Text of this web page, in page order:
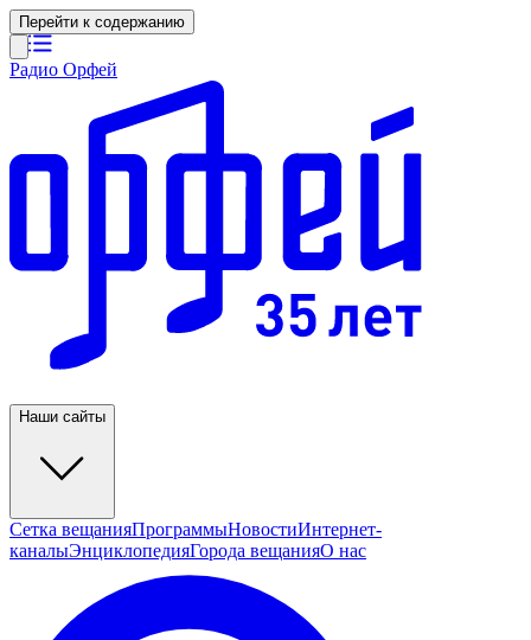
Перейти к содержанию
Радио Орфей
Наши сайты
Сетка вещанияПрограммыНовостиИнтернет-
каналыЭнциклопедияГорода вещанияО нас